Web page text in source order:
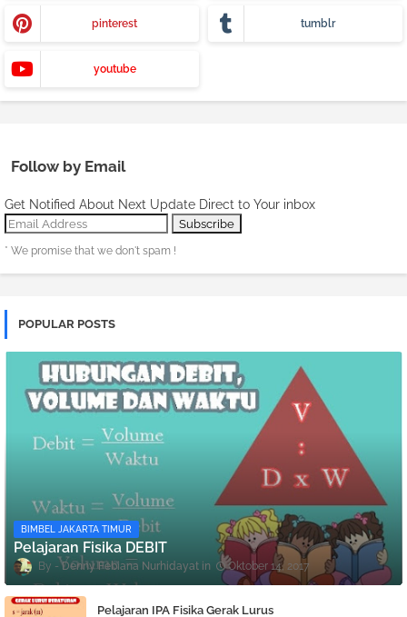
pinterest tumblr
youtube
Follow by Email
Get Notified About Next Update Direct to Your inbox
* We promise that we don't spam !
POPULAR POSTS
BIMBEL JAKARTA TIMUR
Pelajaran Fisika DEBIT
Denny Febiana Nurhidayat Oktober 14, 2017
Pelajaran IPA Fisika Gerak Lurus